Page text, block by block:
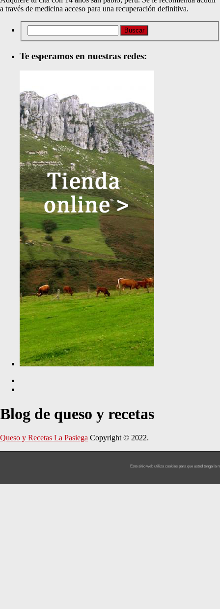
a través de medicina acceso para una recuperación definitiva.
Te esperamos en nuestras redes:
Blog de queso y recetas
Queso y Recetas La Pasiega Copyright © 2022.
Este sitio web utiliza cookies para que usted tenga la